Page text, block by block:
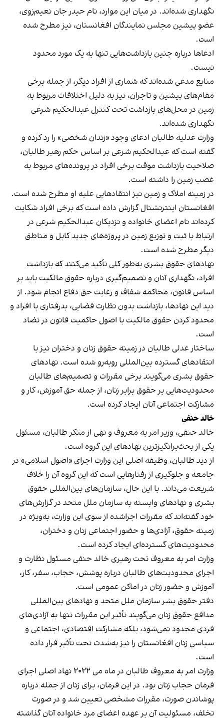
نگهداری شده‌اند. در میان این موارد، نام حیدر جان نعیم‌زوی،
عضو پیشین مجلس نمایندگان افغانستان، نیز مطرح شده
است.
ادعاها درباره چنین بازداشت‌هایی تنها به یک مورد محدود
نیست.
منابع مدعی شده‌اند که شماری از افراد دیگر، از جمله برخی
مقام‌های پیشین و تاجران، نیز به دلیل اختلافات مربوط به
زمین در محل‌های بازداشت تحت کنترل عبدالحکیم شرعی
نگهداری شده‌اند.
وزارت عدلیه طالبان ادعای وجود «زندان شخصی» را رد کرده و
گفته است که عبدالحکیم شرعی بر اساس حکم رهبر طالبان،
صلاحیت بازداشت موقت برخی افراد در پرونده‌های مربوط به
غصب زمین را داشته است.
در زمینه املاک و زمین نیز انتقادهایی علیه او مطرح شده است.
افغانستان اینترنشنال گزارش داده است که برخی افراد شکایت
کرده‌اند نام اعضای خانواده و نزدیکان عبدالحکیم شرعی در
ارتباط با ثبت و توزیع زمین در پروژه‌های جدید کابل و مناطق
دیگر مطرح شده است.
نهادهای حقوق بشری به‌طور کلی تأکید می‌کنند که بازداشت
افراد، نگهداری آنان و تصمیم‌گیری درباره حقوق مالکیت باید بر
اساس قانون، محاکمه شفاف و رعایت حق دفاع انجام شود. از
دید این نهادها، بازداشت بدون نظارت قضایی، بدرفتاری با افراد و
محدود کردن حقوق مالکیت با اصول حاکمیت قانون در تضاد
است.
ساختار عدلی طالبان در زمینه حقوق زنان و دختران نیز با
انتقادهای گسترده بین‌المللی روبه‌رو شده است. نهادهای
حقوق بشری می‌گویند برخی مقررات و تصمیم‌های طالبان
محدودیت‌هایی بر حقوق برابر زنان، از جمله حق آموزش، کار و
مشارکت اجتماعی آنان ایجاد کرده است.
خالد حنفی
خالد حنفی، وزیر امر به معروف و نهی از منکر طالبان، مسئول
یکی از بحث‌برانگیزترین نهادهای این گروه است.
از دید طالبان، وظیفه اصلی این وزارت اجرای «اصول اسلامی» در
جامعه و جلوگیری از رفتارهایی است که این گروه آن را خلاف
شریعت می‌داند. با این حال، سازمان‌های بین‌المللی حقوق
بشری و نهادهای وابسته به سازمان ملل متحد در گزارش‌های
خود گفته‌اند که مقررات اجراشده از سوی این وزارت، به‌ویژه در
زمینه حقوق، آزادی‌ها و حضور اجتماعی زنان و دختران،
محدودیت‌های گسترده‌ای ایجاد کرده است.
وزارت امر به معروف تحت رهبری خالد حنفی مسئول نظارت و
اجرای محدودیت‌های طالبان درباره پوشش، حجاب، سفر، کار،
آموزش و حضور زنان در اماکن عمومی است.
دفتر حقوق بشر سازمان ملل متحد و نهادهای بین‌المللی
مدافع حقوق زنان می‌گویند تأثیر این مقررات تنها به آزادی‌های
فردی محدود نمی‌شود، بلکه مشارکت اقتصادی، اجتماعی و
سیاسی زنان افغانستان را نیز به‌شدت تحت تأثیر قرار داده
است.
وزارت امر به معروف طالبان در ماه می ۲۰۲۲ نهاد اصلی اجرای
فرمان حجاب زنان بود. در این فرمان، برای زنان از جمله درباره
پوشاندن صورت، مقررات مشخصی تعیین شد و در صورت
تخلف، مسئولیت آن بر عهده اعضای مرد خانواده آنان گذاشته